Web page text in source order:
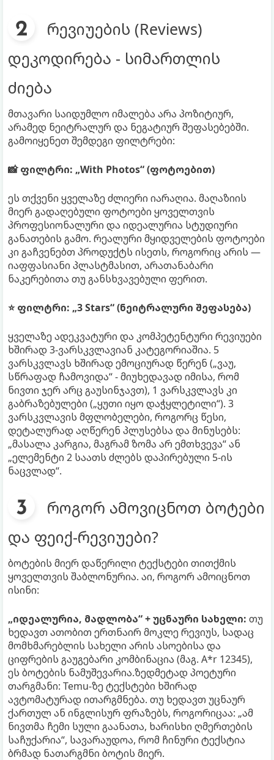
რევიუების (Reviews)
დეკოდირება - სიმართლის
ძიება
მთავარი საიდუმლო იმალება არა პოზიტიურ,
არამედ ნეიტრალურ და ნეგატიურ შეფასებებში.
გამოიყენეთ შემდეგი ფილტრები:
📸 ფილტრი: „With Photos“ (ფოტოებით)
ეს თქვენი ყველაზე ძლიერი იარაღია. მაღაზიის
მიერ გადაღებული ფოტოები ყოველთვის
პროფესიონალური და იდეალურია სტუდიური
განათების გამო. რეალური მყიდველების ფოტოები
კი გაჩვენებთ პროდუქტს ისეთს, როგორიც არის —
იაფფასიანი პლასტმასით, არათანაბარი
ნაკერებითა თუ განსხვავებული ფერით.
⭐️ ფილტრი: „3 Stars“ (ნეიტრალური შეფასება)
ყველაზე ადეკვატური და კომპეტენტური რევიუები
ხშირად 3-ვარსკვლავიან კატეგორიაშია. 5
ვარსკვლავს ხშირად ემოციურად წერენ („ვაუ,
სწრაფად ჩამოვიდა“ - მიუხედავად იმისა, რომ
ნივთი ჯერ არც გაუსინჯავთ), 1 ვარსკვლავს კი
გაბრაზებულები („ყუთი იყო დაჭყლეტილი“). 3
ვარსკვლავის მფლობელები, როგორც წესი,
დეტალურად აღწერენ პლუსებსა და მინუსებს:
„მასალა კარგია, მაგრამ ზომა არ ემთხვევა“ ან
„ელემენტი 2 საათს ძლებს დაპირებული 5-ის
ნაცვლად“.
როგორ ამოვიცნოთ ბოტები
და ფეიქ-რევიუები?
ბოტების მიერ დაწერილი ტექსტები თითქმის
ყოველთვის შაბლონურია. აი, როგორ ამოიცნოთ
ისინი:
„იდეალურია, მადლობა“ + უცნაური სახელი: თუ
ხედავთ ათობით ერთნაირ მოკლე რევიუს, სადაც
მომხმარებლის სახელი არის ასოებისა და
ციფრების გაუგებარი კომბინაცია (მაგ. A*r 12345),
ეს ბოტების ნამუშევარია.ზედმეტად პოეტური
თარგმანი: Temu-ზე ტექსტები ხშირად
ავტომატურად ითარგმნება. თუ ხედავთ უცნაურ
ქართულ ან ინგლისურ ფრაზებს, როგორიცაა: „ამ
ნივთმა ჩემი სული გაანათა, ხარისხი ღმერთების
საჩუქარია“, სავარაუდოა, რომ ჩინური ტექსტია
ბრმად ნათარგმნი ბოტის მიერ.